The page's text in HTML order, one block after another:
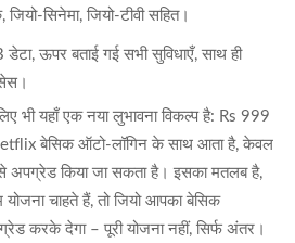
जियो‑टीवी सहित।
ऊपर बताई गई सभी सुविधाएँ, साथ ही
भी यहाँ एक नया लुभावना विकल्प है: Rs 999
बेसिक ऑटो‑लॉगिन के साथ आता है, केवल
अपग्रेड किया जा सकता है। इसका मतलब है,
चाहते हैं, तो जियो आपका बेसिक
करके देगा – पूरी योजना नहीं, सिर्फ अंतर।